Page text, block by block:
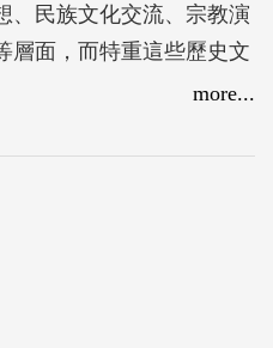
、民族文化交流、宗教演
層面，而特重這些歷史文
。全書貫穿的觀點主要有
時代，傳統政治文化及其
宗；(2)從民族互動關係
士庶生活領域看，反儒家
及當時士人意
more...